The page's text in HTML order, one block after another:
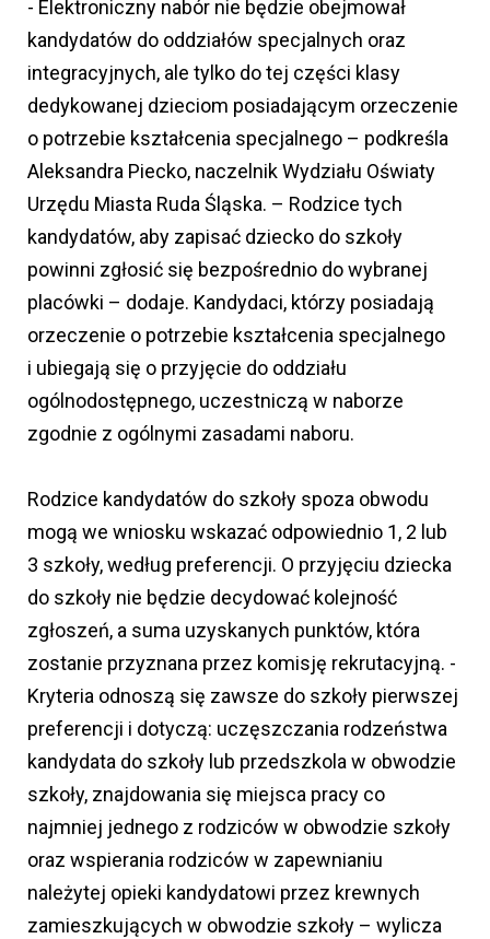
- Elektroniczny nabór nie będzie obejmował
kandydatów do oddziałów specjalnych oraz
integracyjnych, ale tylko do tej części klasy
dedykowanej dzieciom posiadającym orzeczenie
o potrzebie kształcenia specjalnego – podkreśla
Aleksandra Piecko, naczelnik Wydziału Oświaty
Urzędu Miasta Ruda Śląska. – Rodzice tych
kandydatów, aby zapisać dziecko do szkoły
powinni zgłosić się bezpośrednio do wybranej
placówki – dodaje. Kandydaci, którzy posiadają
orzeczenie o potrzebie kształcenia specjalnego
i ubiegają się o przyjęcie do oddziału
ogólnodostępnego, uczestniczą w naborze
zgodnie z ogólnymi zasadami naboru.
Rodzice kandydatów do szkoły spoza obwodu
mogą we wniosku wskazać odpowiednio 1, 2 lub
3 szkoły, według preferencji. O przyjęciu dziecka
do szkoły nie będzie decydować kolejność
zgłoszeń, a suma uzyskanych punktów, która
zostanie przyznana przez komisję rekrutacyjną. -
Kryteria odnoszą się zawsze do szkoły pierwszej
preferencji i dotyczą: uczęszczania rodzeństwa
kandydata do szkoły lub przedszkola w obwodzie
szkoły, znajdowania się miejsca pracy co
najmniej jednego z rodziców w obwodzie szkoły
oraz wspierania rodziców w zapewnianiu
należytej opieki kandydatowi przez krewnych
zamieszkujących w obwodzie szkoły – wylicza